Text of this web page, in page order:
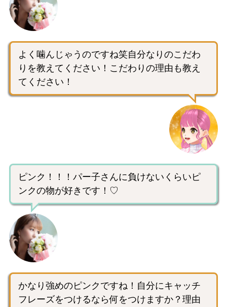
よく噛んじゃうのですね笑自分なりのこだわ
りを教えてください！こだわりの理由も教え
てください！
ピンク！！！パー子さんに負けないくらいピ
ンクの物が好きです！♡
かなり強めのピンクですね！自分にキャッチ
フレーズをつけるなら何をつけますか？理由